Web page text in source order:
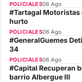
POLICIALES06 Ago
#Tartagal Motoristas
hurto
POLICIALES06 Ago
#GeneralGuemes
34
POLICIALES06 Ago
#Capital Recuperan
barrio Albergue III